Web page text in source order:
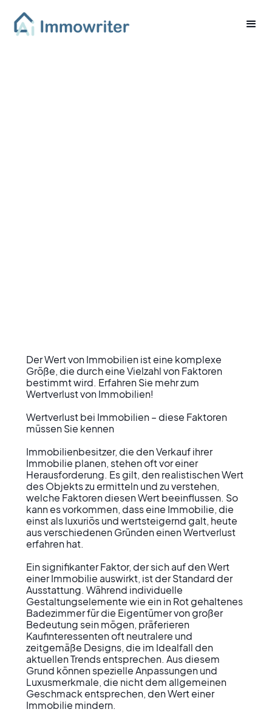
Der Wert von Immobilien ist eine komplexe
Größe, die durch eine Vielzahl von Faktoren
bestimmt wird. Erfahren Sie mehr zum
Wertverlust von Immobilien!
Wertverlust bei Immobilien – diese Faktoren
müssen Sie kennen
Immobilienbesitzer, die den Verkauf ihrer
Immobilie planen, stehen oft vor einer
Herausforderung. Es gilt, den realistischen Wert
des Objekts zu ermitteln und zu verstehen,
welche Faktoren diesen Wert beeinflussen. So
kann es vorkommen, dass eine Immobilie, die
einst als luxuriös und wertsteigernd galt, heute
aus verschiedenen Gründen einen Wertverlust
erfahren hat.
Ein signifikanter Faktor, der sich auf den Wert
einer Immobilie auswirkt, ist der Standard der
Ausstattung. Während individuelle
Gestaltungselemente wie ein in Rot gehaltenes
Badezimmer für die Eigentümer von großer
Bedeutung sein mögen, präferieren
Kaufinteressenten oft neutralere und
zeitgemäße Designs, die im Idealfall den
aktuellen Trends entsprechen. Aus diesem
Grund können spezielle Anpassungen und
Luxusmerkmale, die nicht dem allgemeinen
Geschmack entsprechen, den Wert einer
Immobilie mindern.